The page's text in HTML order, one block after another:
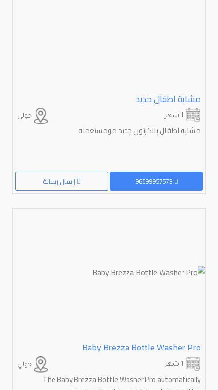
مشاية اطفال جديد
حولي
مشايه اطفال بالكرتون جديد مومستعمله
إرسال رسالة
Baby Brezza Bottle Washer Pro
حولي
The Baby Brezza Bottle Washer Pro automatically